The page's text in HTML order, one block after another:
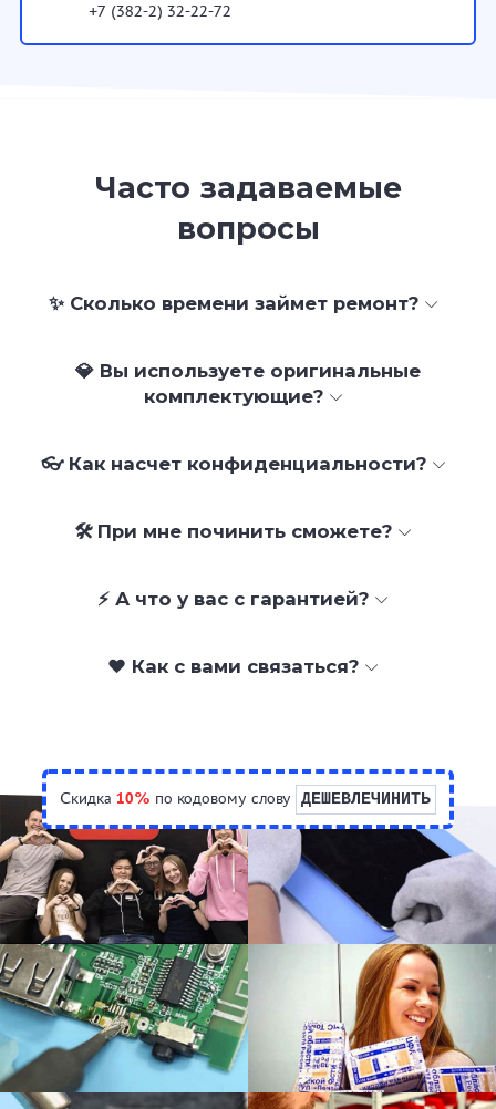
+7 (382-2) 32-22-72
Часто задаваемые
вопросы
✨ Сколько времени займет ремонт?
💎 Вы используете оригинальные
комплектующие?
👓 Как насчет конфиденциальности?
🛠 При мне починить сможете?
⚡ А что у вас с гарантией?
❤️ Как с вами связаться?
Скидка 10% по кодовому слову ДЕШЕВЛЕЧИНИТЬ